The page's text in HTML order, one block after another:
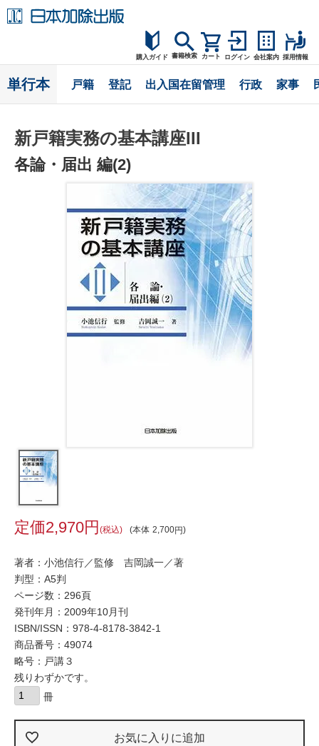
購入ガイド
購入ガイド
書籍検索 カート ログイン 会社案内 採用情報
単行本 戸籍 登記 出入国在留管理 行政 家事
新戸籍実務の基本講座III
各論・届出 編(2)
本体 2,700
2,970 税込
著者：小池信行／監修 吉岡誠一／著
判型：A5判
ページ数：296頁
発刊年月：2009年10月刊
ISBN/ISSN： 978-4-8178-3842-1
商品番号：49074
略号：戸講３
残りわずかです。
お気に入りに追加